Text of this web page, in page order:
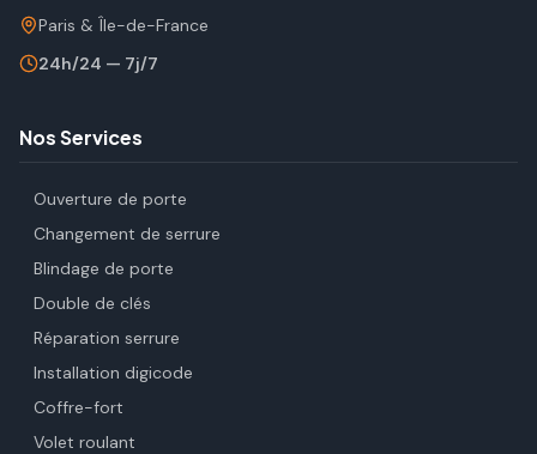
Paris & Île-de-France
24h/24 — 7j/7
Nos Services
Ouverture de porte
Changement de serrure
Blindage de porte
Double de clés
Réparation serrure
Installation digicode
Coffre-fort
Volet roulant